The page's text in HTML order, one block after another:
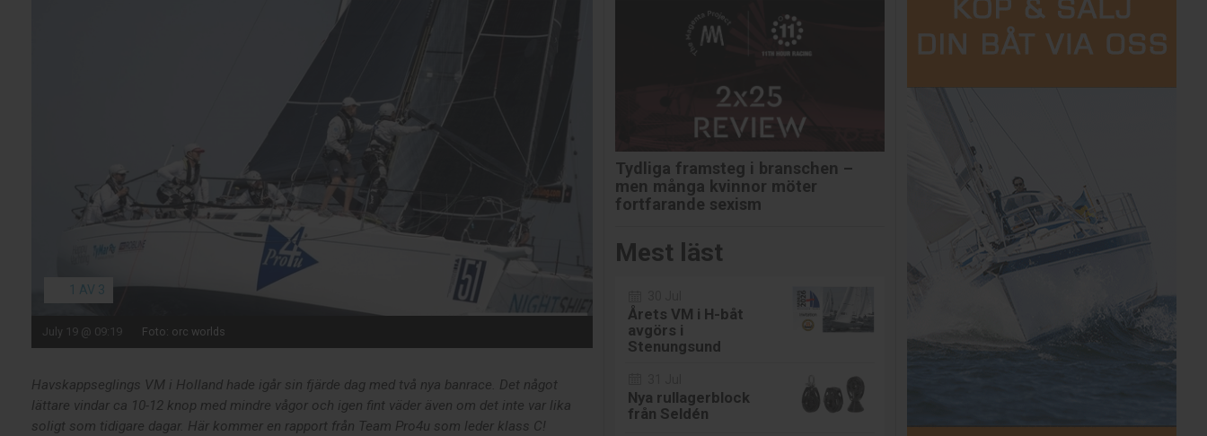
1 AV 3
July 19 @ 09:19 Foto: orc worlds
Havskappseglings VM i Holland hade igår sin fjärde dag med två nya banrace. Det något
lättare vindar ca 10-12 knop med mindre vågor och igen fint väder även om det inte var lika
soligt som tidigare dagar. Här kommer en rapport från Team Pro4u som leder klass C!
Tydliga framsteg i branschen –
men många kvinnor möter
fortfarande sexism
Mest läst
Årets VM i H-båt
avgörs i
Stenungsund
Nya rullagerblock
från Seldén